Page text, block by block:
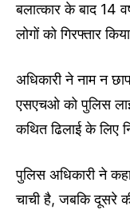
बलात्कार के बाद 14
लोगों को गिरफ्तार
अधिकारी ने नाम न
एसएचओ को पुलिस
कथित ढिलाई के लिए
पुलिस अधिकारी ने
चाची है, जबकि दूसरे